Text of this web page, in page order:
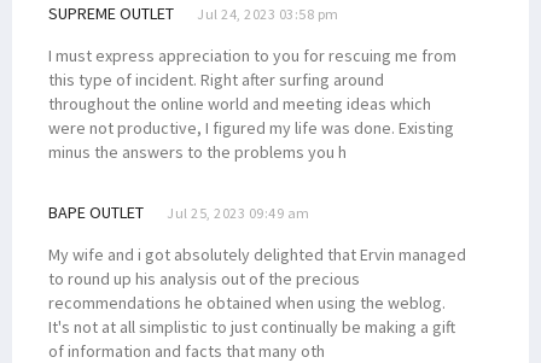
SUPREME OUTLET Jul 24, 2023 03:58 pm
I must express appreciation to you for rescuing me from
this type of incident. Right after surfing around
throughout the online world and meeting ideas which
were not productive, I figured my life was done. Existing
minus the answers to the problems you h
BAPE OUTLET Jul 25, 2023 09:49 am
My wife and i got absolutely delighted that Ervin managed
to round up his analysis out of the precious
recommendations he obtained when using the weblog.
It's not at all simplistic to just continually be making a gift
of information and facts that many oth